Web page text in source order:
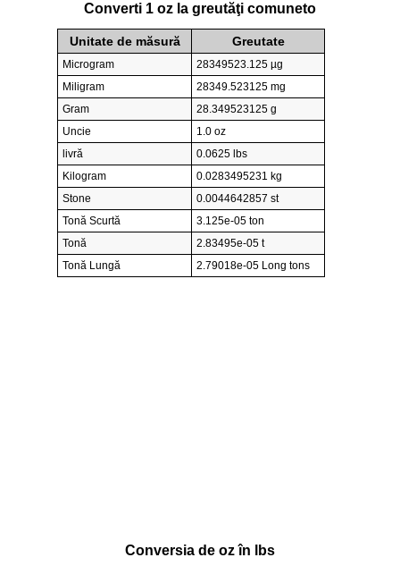
Converti 1 oz la greutăţi comuneto
Unitate de măsură Greutate
Microgram
28349523.125 µg
Miligram
28349.523125 mg
Gram
28.349523125 g
Uncie
1.0 oz
livră
0.0625 lbs
Kilogram
0.0283495231 kg
Stone
0.0044642857 st
Tonă Scurtă
3.125e-05 ton
Tonă
2.83495e-05 t
Tonă Lungă
2.79018e-05 Long tons
Conversia de oz în lbs